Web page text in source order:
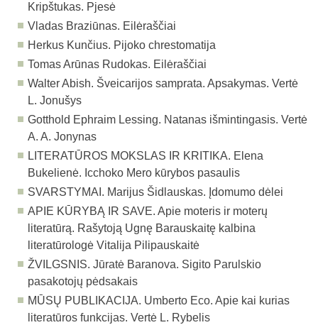
Kripštukas. Pjesė
Vladas Braziūnas. Eilėraščiai
Herkus Kunčius. Pijoko chrestomatija
Tomas Arūnas Rudokas. Eilėraščiai
Walter Abish. Šveicarijos samprata. Apsakymas. Vertė
L. Jonušys
Gotthold Ephraim Lessing. Natanas išmintingasis. Vertė
A. A. Jonynas
LITERATŪROS MOKSLAS IR KRITIKA. Elena
Bukelienė. Icchoko Mero kūrybos pasaulis
SVARSTYMAI. Marijus Šidlauskas. Įdomumo dėlei
APIE KŪRYBĄ IR SAVE. Apie moteris ir moterų
literatūrą. Rašytoją Ugnę Barauskaitę kalbina
literatūrologė Vitalija Pilipauskaitė
ŽVILGSNIS.Jūratė Baranova. Sigito Parulskio
pasakotojų pėdsakais
MŪSŲ PUBLIKACIJA. Umberto Eco. Apie kai kurias
literatūros funkcijas. Vertė L. Rybelis